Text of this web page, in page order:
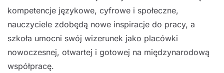
kompetencje językowe, cyfrowe i społeczne,
nauczyciele zdobędą nowe inspiracje do pracy, a
szkoła umocni swój wizerunek jako placówki
nowoczesnej, otwartej i gotowej na międzynarodową
współpracę.